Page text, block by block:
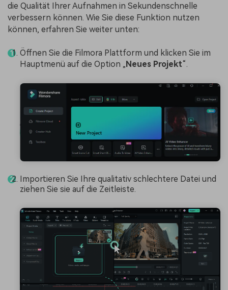
die Qualität Ihrer Aufnahmen in Sekundenschnelle
verbessern können. Wie Sie diese Funktion nutzen
können, erfahren Sie weiter unten:
Öffnen Sie die Filmora Plattform und klicken Sie im
Hauptmenü auf die Option „ Neues Projekt“.
Importieren Sie Ihre qualitativ schlechtere Datei und
ziehen Sie sie auf die Zeitleiste.